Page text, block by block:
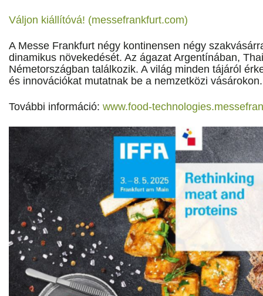
Váljon kiállítóvá! (messefrankfurt.com)
A Messe Frankfurt négy kontinensen négy
dinamikus növekedését. Az ágazat Argentínában,
Németországban találkozik. A világ minden tájáról
és innovációkat mutatnak be a nemzetközi vásárokon.
További információ: www.food-